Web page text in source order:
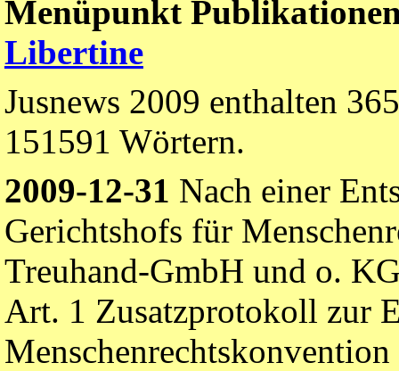
Menüpunkt
Libertine
Jusnews 2009 enthalten
151591 Wörtern.
2009-12-31 Nach einer
Gerichtshofs für
Treuhand-GmbH und o.
Art. 1 Zusatzprotokoll zur